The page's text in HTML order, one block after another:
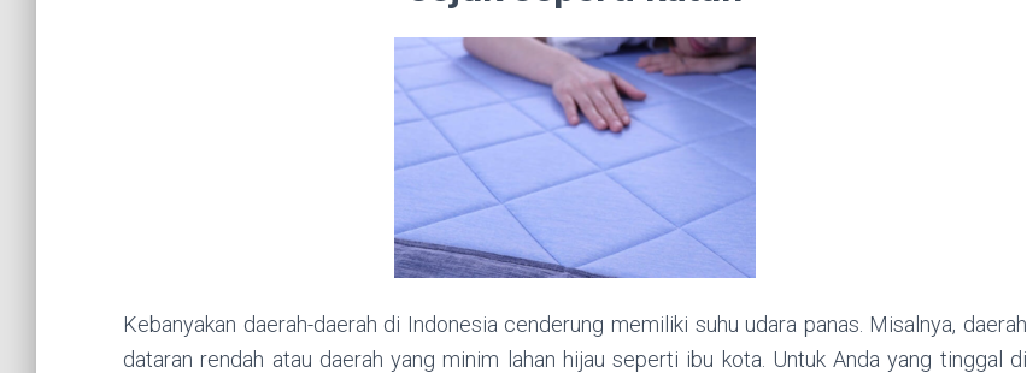
Kebanyakan daerah-daerah di Indonesia cenderung memiliki suhu udara panas. Misalnya, daerah
dataran rendah atau daerah yang minim lahan hijau seperti ibu kota. Untuk Anda yang tinggal di